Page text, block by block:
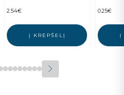
2.54€
Į KREPŠELĮ
0.25€
Į